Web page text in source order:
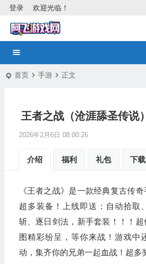
欢迎光临！
登录
首页 手游 正文
王者之战（沧涯舔圣传说）
2026年2月6日 08:00:26
介绍 福利 礼包 下载
《王者之战》是一款经典复古传奇
超多装备！上线即送：自动拾取
斩、逐日剑法，新手套装！！！
图精彩纷呈，等你来战！游戏中
动，集齐你的兄弟一起血战！超多